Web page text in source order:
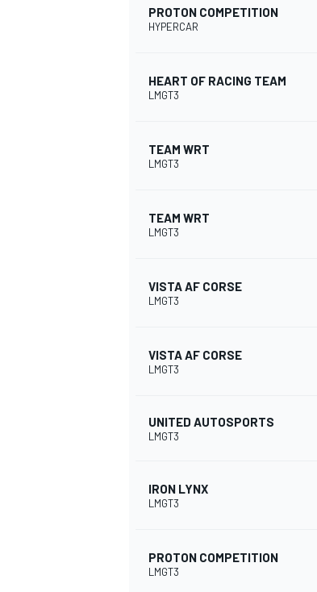
AUTRES CHAMPIONNATS
PROTON COMPETITION
HYPERCAR
HEART OF RACING TEAM
LMGT3
TEAM WRT
LMGT3
TEAM WRT
LMGT3
VISTA AF CORSE
LMGT3
VISTA AF CORSE
LMGT3
UNITED AUTOSPORTS
LMGT3
IRON LYNX
LMGT3
PROTON COMPETITION
LMGT3